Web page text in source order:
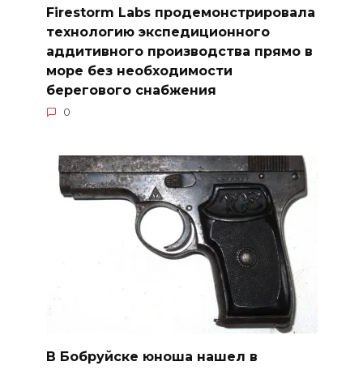
Firestorm Labs продемонстрировала
технологию экспедиционного
аддитивного производства прямо в
море без необходимости
берегового снабжения
0
В Бобруйске юноша нашел в